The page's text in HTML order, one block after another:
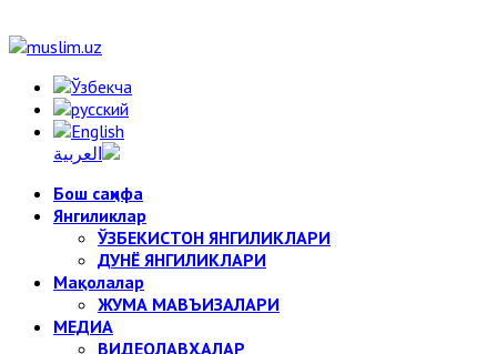
Бош саҳифа
Янгиликлар
ЎЗБЕКИСТОН ЯНГИЛИКЛАРИ
ДУНЁ ЯНГИЛИКЛАРИ
Мақолалар
ЖУМА МАВЪИЗАЛАРИ
МЕДИА
ВИДЕОЛАВҲАЛАР